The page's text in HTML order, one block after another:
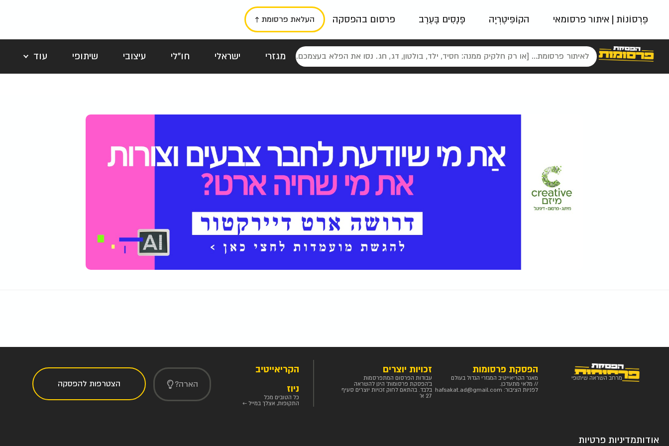
פֶּרְסוֹנוֹת | איתור פרסומאי הקוֹפִּיטֶרְיָה פָּנָסִים בָּעֶרֶב פרסום בהפסקה העלאת פרסומת ↑
מגזרי ישראלי חו"לי עיצובי שיתופי
עוד
פאשן
ניינטיז נוסטלגי כרזות טיפוגרפי
מרחב השראה שיתופי
הפסקת פרסומות
מאגר הקריאייטיב המגזרי הגדול בעולם
// מלאי מתעדכן.
לפניות הציבור: hafsakat.ad@gmail.com
זכויות יוצרים
עבודות הפרסום המתפרסמות
ב'הפסקת פרסומות' הינן להשראה
בלבד. בהתאם לחוק זכויות יוצרים סעיף
27 א'
הקריאייטיב
ניוז
כל הטובים מכל
התקופות, אצלך במייל ←
הארה? הצטרפות להפסקה
אודותמדיניות פרטיות